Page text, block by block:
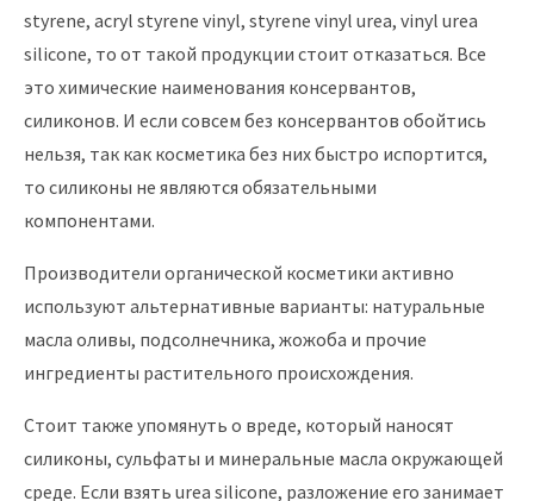
styrene, acryl styrene vinyl, styrene vinyl urea, vinyl urea
silicone, то от такой продукции стоит отказаться. Все
это химические наименования консервантов,
силиконов. И если совсем без консервантов обойтись
нельзя, так как косметика без них быстро испортится,
то силиконы не являются обязательными
компонентами.
Производители органической косметики активно
используют альтернативные варианты: натуральные
масла оливы, подсолнечника, жожоба и прочие
ингредиенты растительного происхождения.
Стоит также упомянуть о вреде, который наносят
силиконы, сульфаты и минеральные масла окружающей
среде. Если взять urea silicone, разложение его занимает